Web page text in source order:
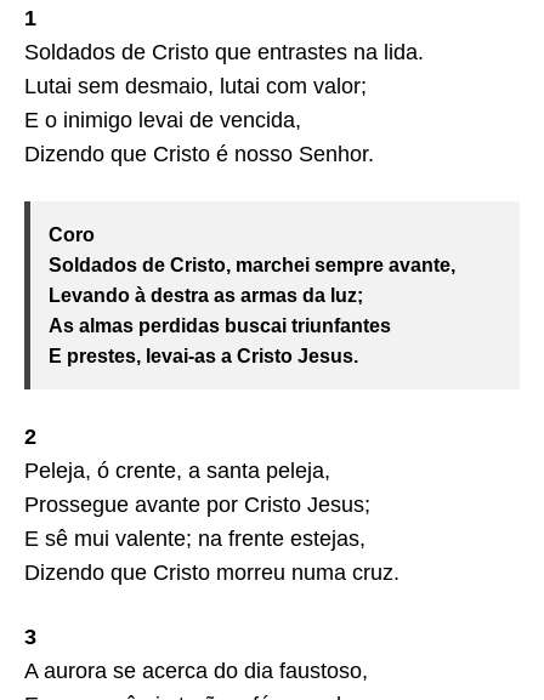
1
Soldados de Cristo que entrastes na lida.
Lutai sem desmaio, lutai com valor;
E o inimigo levai de vencida,
Dizendo que Cristo é nosso Senhor.
Coro
Soldados de Cristo, marchei sempre avante,
Levando à destra as armas da luz;
As almas perdidas buscai triunfantes
E prestes, levai-as a Cristo Jesus.
2
Peleja, ó crente, a santa peleja,
Prossegue avante por Cristo Jesus;
E sê mui valente; na frente estejas,
Dizendo que Cristo morreu numa cruz.
3
A aurora se acerca do dia faustoso,